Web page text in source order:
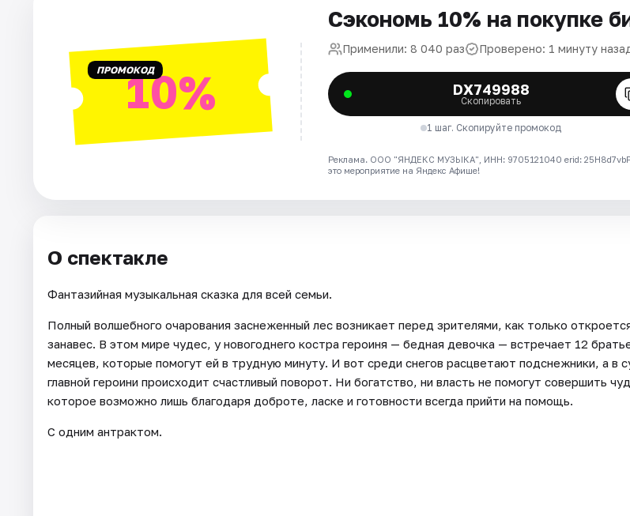
Рейтинги ПРОМОКОД10%
Сэкономь 10% на покупке
Применили: 8 040 раз Проверено: 1 минуту
DX749988
Скопировать
1 шаг. Скопируйте промокод
Реклама. ООО "ЯНДЕКС МУЗЫКА", ИНН: 9705121040 erid:
это мероприятие на Яндекс Афише!
О спектакле
Фантазийная музыкальная сказка для всей семьи.
Полный волшебного очарования заснеженный лес возникает перед зрителями, как только
занавес. В этом мире чудес, у новогоднего костра героиня — бедная девочка — встречает 12
месяцев, которые помогут ей в трудную минуту. И вот среди снегов расцветают подснежники, а в
главной героини происходит счастливый поворот. Ни богатство, ни власть не помогут совершить
которое возможно лишь благодаря доброте, ласке и готовности всегда прийти на помощь.
С одним антрактом.